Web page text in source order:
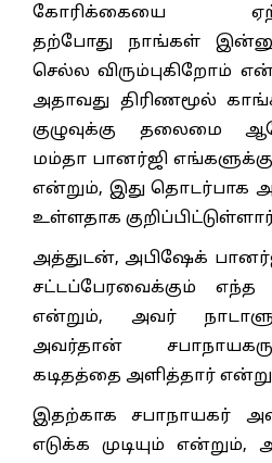
கோரிக்கையை
தற்போது நாங்கள்
செல்ல விரும்புகிறோம்
அதாவது திரிணமூல்
குழுவுக்கு தலைமை
மம்தா பானர்ஜி
என்றும், இது தொடர்பாக
உள்ளதாக
அத்துடன், அபிஷேக்
சட்டப்பேரவைக்கும்
என்றும், அவர்
அவர்தான்
கடிதத்தை அளித்தார் என்று
இதற்காக சபாநாயகர்
எடுக்க முடியும் என்றும்,